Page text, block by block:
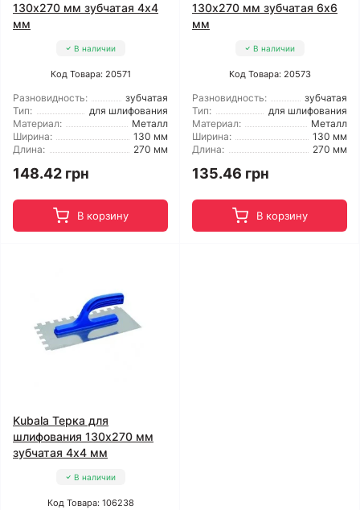
130x270 мм зубчатая 4x4
мм
В наличии
Код Товара: 20571
Разновидность:
зубчатая
Тип:
для шлифования
Материал:
Металл
Ширина:
130 мм
Длина:
270 мм
148.42 грн
В корзину
130x270 мм зубчатая 6x6
мм
В наличии
Код Товара: 20573
Разновидность:
зубчатая
Тип:
для шлифования
Материал:
Металл
Ширина:
130 мм
Длина:
270 мм
135.46 грн
В корзину
Kubala Терка для
шлифования 130x270 мм
зубчатая 4x4 мм
В наличии
Код Товара: 106238